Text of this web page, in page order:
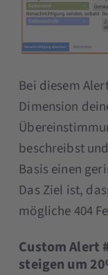
Bei diesem
Dimension
beschreibst
Basis einen
Das Ziel ist,
mögliche 404
Custom Alert
steigen um